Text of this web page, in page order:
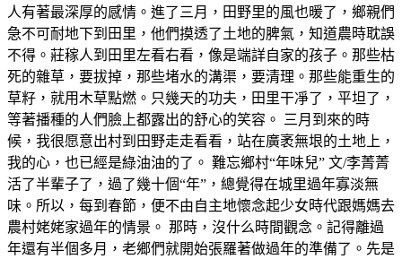
人有著最深厚的感情。進了三月，田野里的風也暖了，鄉親們
急不可耐地下到田里，他們摸透了土地的脾氣，知道農時耽誤
不得。莊稼人到田里左看右看，像是端詳自家的孩子。那些枯
死的雜草，要拔掉，那些堵水的溝渠，要清理。那些能重生的
草籽，就用木草點燃。只幾天的功夫，田里干凈了，平坦了，
等著播種的人們臉上都露出的舒心的笑容。 三月到來的時
候，我很愿意出村到田野走走看看，站在廣袤無垠的土地上，
我的心，也已經是綠油油的了。 難忘鄉村“年味兒” 文/李菁菁
活了半輩子了，過了幾十個“年”，總覺得在城里過年寡淡無
味。所以，每到春節，便不由自主地懷念起少女時代跟媽媽去
農村姥姥家過年的情景。 那時，沒什么時間觀念。記得離過
年還有半個多月，老鄉們就開始張羅著做過年的準備了。先是